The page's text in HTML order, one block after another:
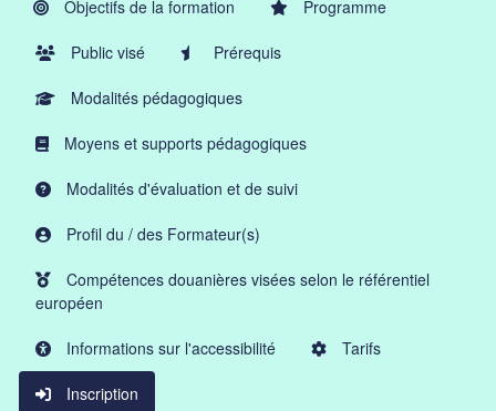
Objectifs de la formation Programme
Public visé Prérequis
Modalités pédagogiques
Moyens et supports pédagogiques
Modalités d'évaluation et de suivi
Profil du / des Formateur(s)
Compétences douanières visées selon le référentiel
européen
Informations sur l'accessibilité Tarifs
Inscription